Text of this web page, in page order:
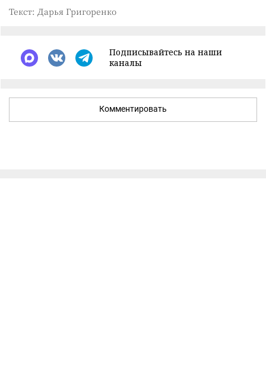
Текст: Дарья Григоренко
Подписывайтесь на наши
каналы
Комментировать